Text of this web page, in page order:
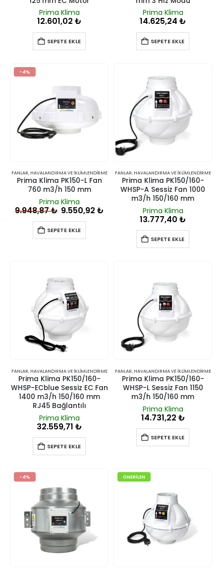
Prima Klima
12.601,02 ₺
SEPETE EKLE
Prima Klima
14.625,24 ₺
SEPETE EKLE
-4%
FANLAR, HAVALANDIRMA VE İKLIMLENDIRME
Prima Klima PK150-L Fan
760 m3/h 150 mm
Prima Klima
9.948,87₺ 9.550,92 ₺
SEPETE EKLE
FANLAR, HAVALANDIRMA VE İKLIMLENDIRME
Prima Klima PK150/160-
WHSP-A Sessiz Fan 1000
m3/h 150/160 mm
Prima Klima
13.777,40 ₺
SEPETE EKLE
FANLAR, HAVALANDIRMA VE İKLIMLENDIRME
Prima Klima PK150/160-
WHSP-ECblue Sessiz EC Fan
1400 m3/h 150/160 mm
RJ45 Bağlantılı
Prima Klima
32.559,71 ₺
SEPETE EKLE
FANLAR, HAVALANDIRMA VE İKLIMLENDIRME
Prima Klima PK150/160-
WHSP-L Sessiz Fan 1150
m3/h 150/160 mm
Prima Klima
14.731,22 ₺
SEPETE EKLE
-4% ÖNERILEN